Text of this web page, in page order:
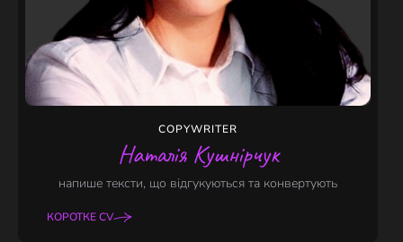
COPYWRITER
Наталія Кушнірчук
напише тексти, що відгукуються та конвертують
КОРОТКЕ CV